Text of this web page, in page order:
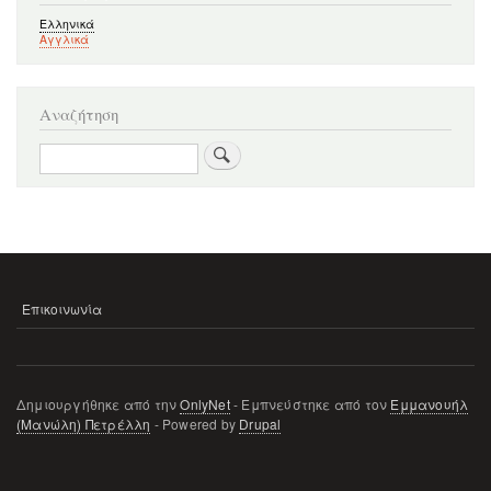
Ελληνικά
Αγγλικά
Αναζήτηση
Αναζήτηση
ΜΕΝΟΎ
Επικοινωνία
Δημιουργήθηκε από τηνOnlyNet- Εμπνεύστηκε από τον Εμμανουήλ
(Μανώλη) Πετρέλλη - Powered by Drupal